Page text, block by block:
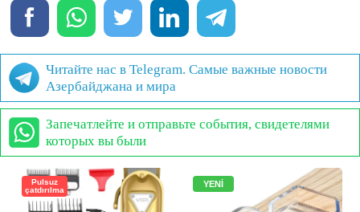
Читайте нас в Telegram. Самые важные новости
Азербайджана и мира
Запечатлейте и отправьте события, свидетелями
которых вы были